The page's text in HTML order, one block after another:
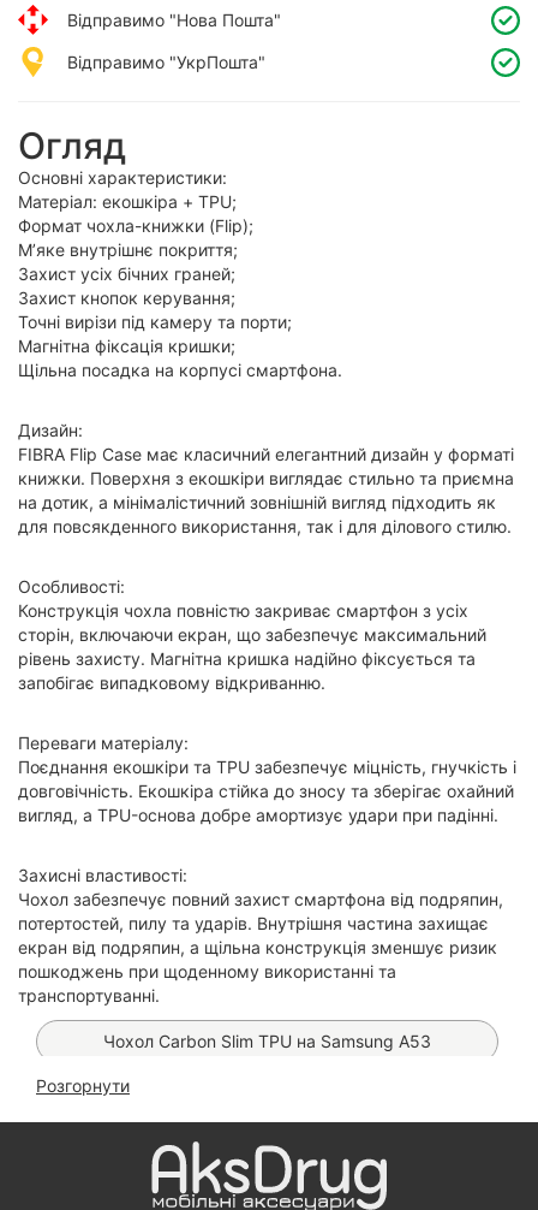
Відправимо "Нова Пошта"
Відправимо "УкрПошта"
Огляд
Основні характеристики:
Матеріал: екошкіра + TPU;
Формат чохла-книжки (Flip);
М’яке внутрішнє покриття;
Захист усіх бічних граней;
Захист кнопок керування;
Точні вирізи під камеру та порти;
Магнітна фіксація кришки;
Щільна посадка на корпусі смартфона.
Дизайн:
FIBRA Flip Case має класичний елегантний дизайн у форматі
книжки. Поверхня з екошкіри виглядає стильно та приємна
на дотик, а мінімалістичний зовнішній вигляд підходить як
для повсякденного використання, так і для ділового стилю.
Особливості:
Конструкція чохла повністю закриває смартфон з усіх
сторін, включаючи екран, що забезпечує максимальний
рівень захисту. Магнітна кришка надійно фіксується та
запобігає випадковому відкриванню.
Переваги матеріалу:
Поєднання екошкіри та TPU забезпечує міцність, гнучкість і
довговічність. Екошкіра стійка до зносу та зберігає охайний
вигляд, а TPU-основа добре амортизує удари при падінні.
Захисні властивості:
Чохол забезпечує повний захист смартфона від подряпин,
потертостей, пилу та ударів. Внутрішня частина захищає
екран від подряпин, а щільна конструкція зменшує ризик
пошкоджень при щоденному використанні та
транспортуванні.
Чохол Carbon Slim TPU на Samsung А53
Чохол Silicone Case на Samsung Galaxy A53
Чохол Armor Case на Samsung Galaxy A53
Розгорнути